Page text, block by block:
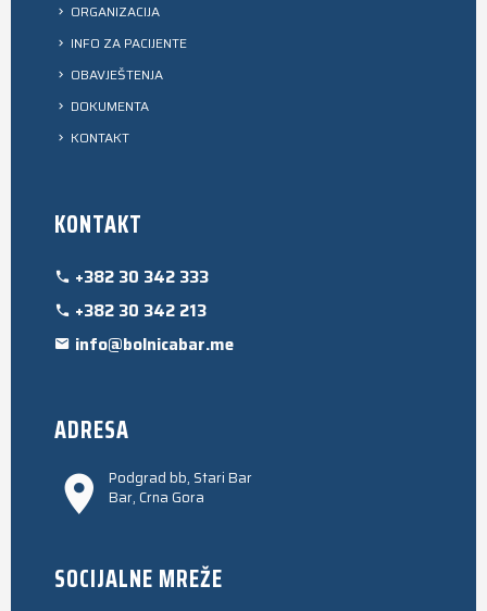
ORGANIZACIJA
INFO ZA PACIJENTE
OBAVJEŠTENJA
DOKUMENTA
KONTAKT
KONTAKT
+382 30 342 333
+382 30 342 213
info@bolnicabar.me
ADRESA
Podgrad bb, Stari Bar
Bar, Crna Gora
SOCIJALNE MREŽE